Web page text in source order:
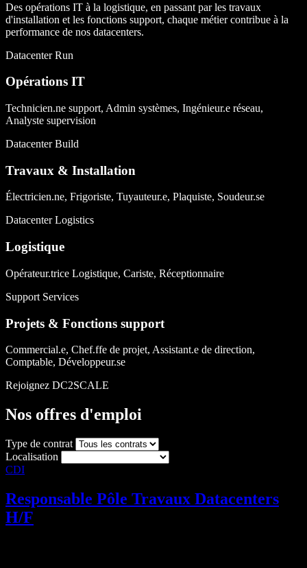
Des opérations IT à la logistique, en passant par les travaux
d'installation et les fonctions support, chaque métier contribue à la
performance de nos datacenters.
Datacenter Run
Opérations IT
Technicien.ne support, Admin systèmes, Ingénieur.e réseau,
Analyste supervision
Datacenter Build
Travaux & Installation
Électricien.ne, Frigoriste, Tuyauteur.e, Plaquiste, Soudeur.se
Datacenter Logistics
Logistique
Opérateur.trice Logistique, Cariste, Réceptionnaire
Support Services
Projets & Fonctions support
Commercial.e, Chef.ffe de projet, Assistant.e de direction,
Comptable, Développeur.se
Rejoignez DC2SCALE
Nos offres d'emploi
Type de contrat
Localisation
CDI
Responsable Pôle Travaux Datacenters
H/F